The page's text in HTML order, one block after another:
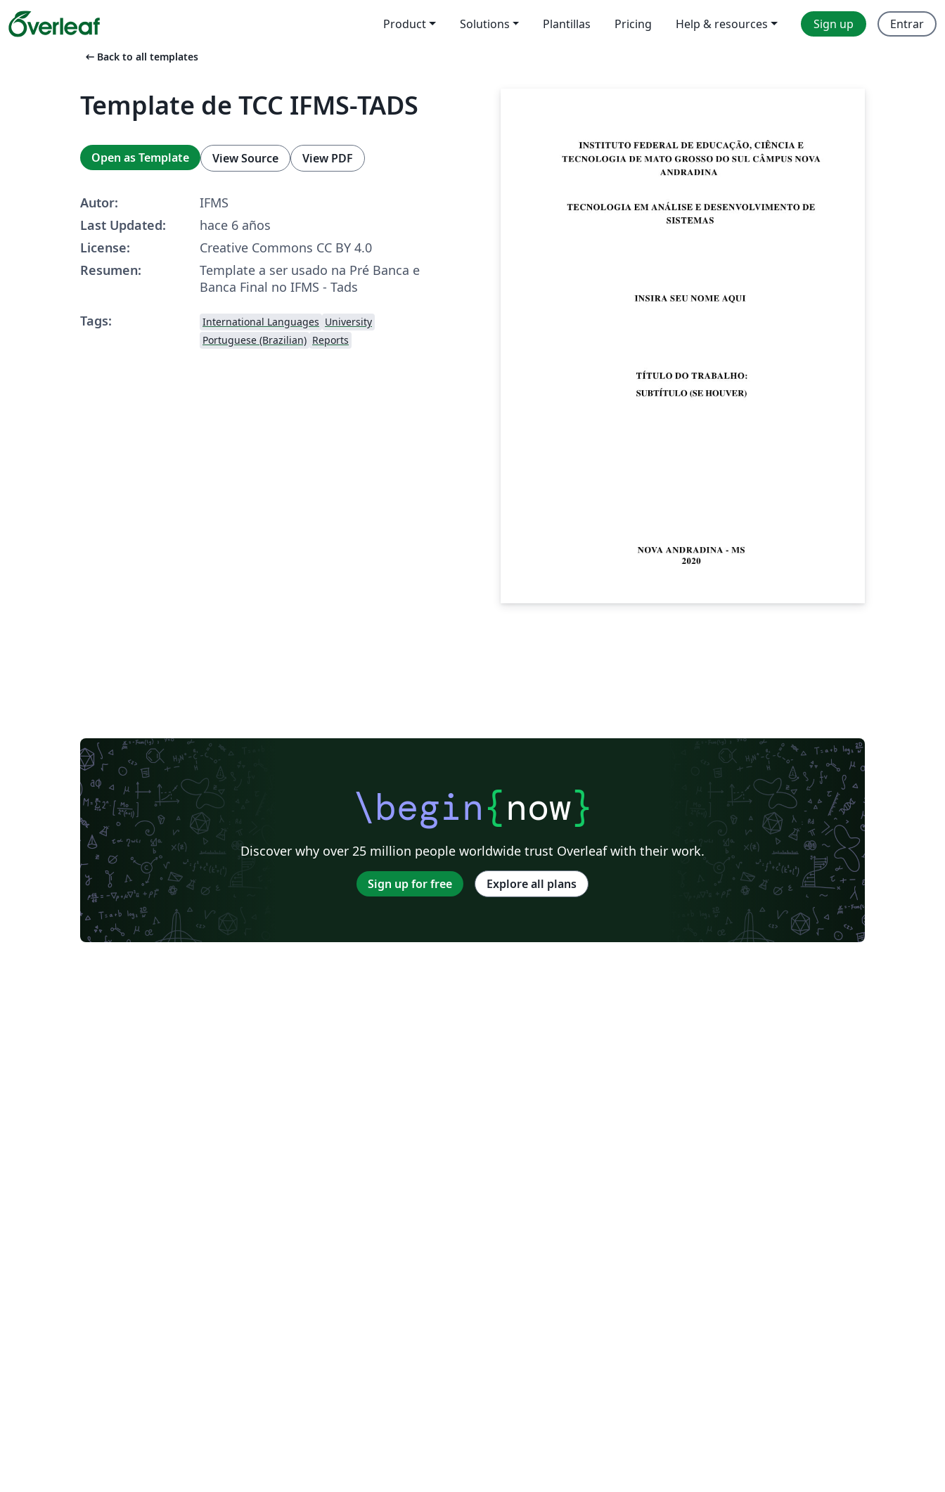
Product Solutions Plantillas Pricing Help & resources Sign up Entrar
arrow_left_alt Back to all templates
Template de TCC IFMS-TADS
Open as Template View Source View PDF
Autor:
IFMS
Last Updated:
hace 6 años
License:
Creative Commons CC BY 4.0
Resumen:
Template a ser usado na Pré Banca e
Banca Final no IFMS - Tads
Tags:
International Languages University
Portuguese (Brazilian) Reports
\begin{now}
Discover why over 25 million people worldwide trust Overleaf with their work.
Sign up for free Explore all plans